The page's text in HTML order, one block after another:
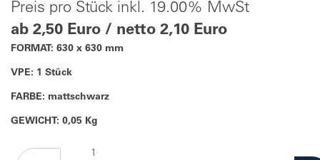
Preis pro Stück inkl. 19.00% MwSt
ab 2,50 Euro / netto 2,10 Euro
FORMAT: 630 x 630 mm
VPE: 1 Stück
FARBE: mattschwarz
GEWICHT: 0,05 Kg
1